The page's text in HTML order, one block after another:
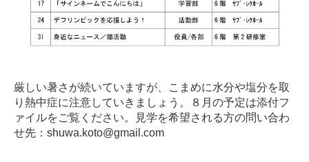
厳しい暑さが続いていますが、こまめに水分や塩分を取
り熱中症に注意していきましょう。８月の予定は添付フ
ァイルをご覧ください。見学を希望される方の問い合わ
せ先：shuwa.koto@gmail.com